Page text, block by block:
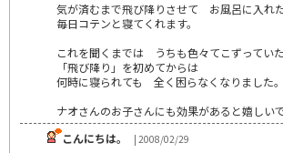
気が済むまで飛び降りさせて お風呂に入れ
毎日コテンと寝てくれます。
これを聞くまでは うちも色々てこずってい
「飛び降り」を初めてからは
何時に寝られても 全く困らなくなりました。
ナオさんのお子さんにも効果があると嬉しい
こんにちは。
| 2008/02/29